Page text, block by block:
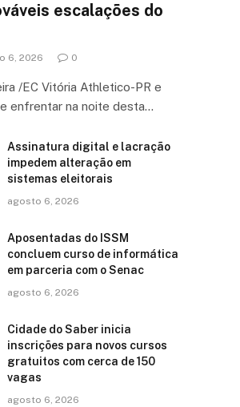
escalações do
6, 2026 0
/EC Vitória Athletico-PR e
enfrentar na noite desta…
Assinatura digital e lacração
impedem alteração em
sistemas eleitorais
agosto 6, 2026
Aposentadas do ISSM
concluem curso de informática
em parceria com o Senac
agosto 6, 2026
Cidade do Saber inicia
inscrições para novos cursos
gratuitos com cerca de 150
vagas
agosto 6, 2026